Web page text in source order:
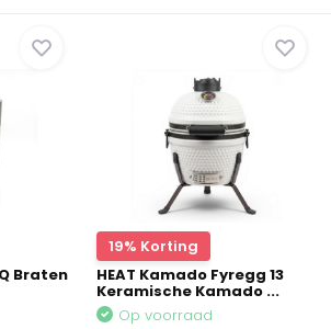
Braten
19% Korting
HEAT Kamado Fyregg 13
Keramische Kamado ...
Op voorraad